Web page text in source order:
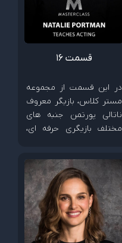
قسمت 16
در این قسمت از مجموعه
مستر کلاس، بازیگر معروف
ناتالی پورتمن جنبه های
مختلف بازیگری حرفه ای،
ها را آموزش می دهد.